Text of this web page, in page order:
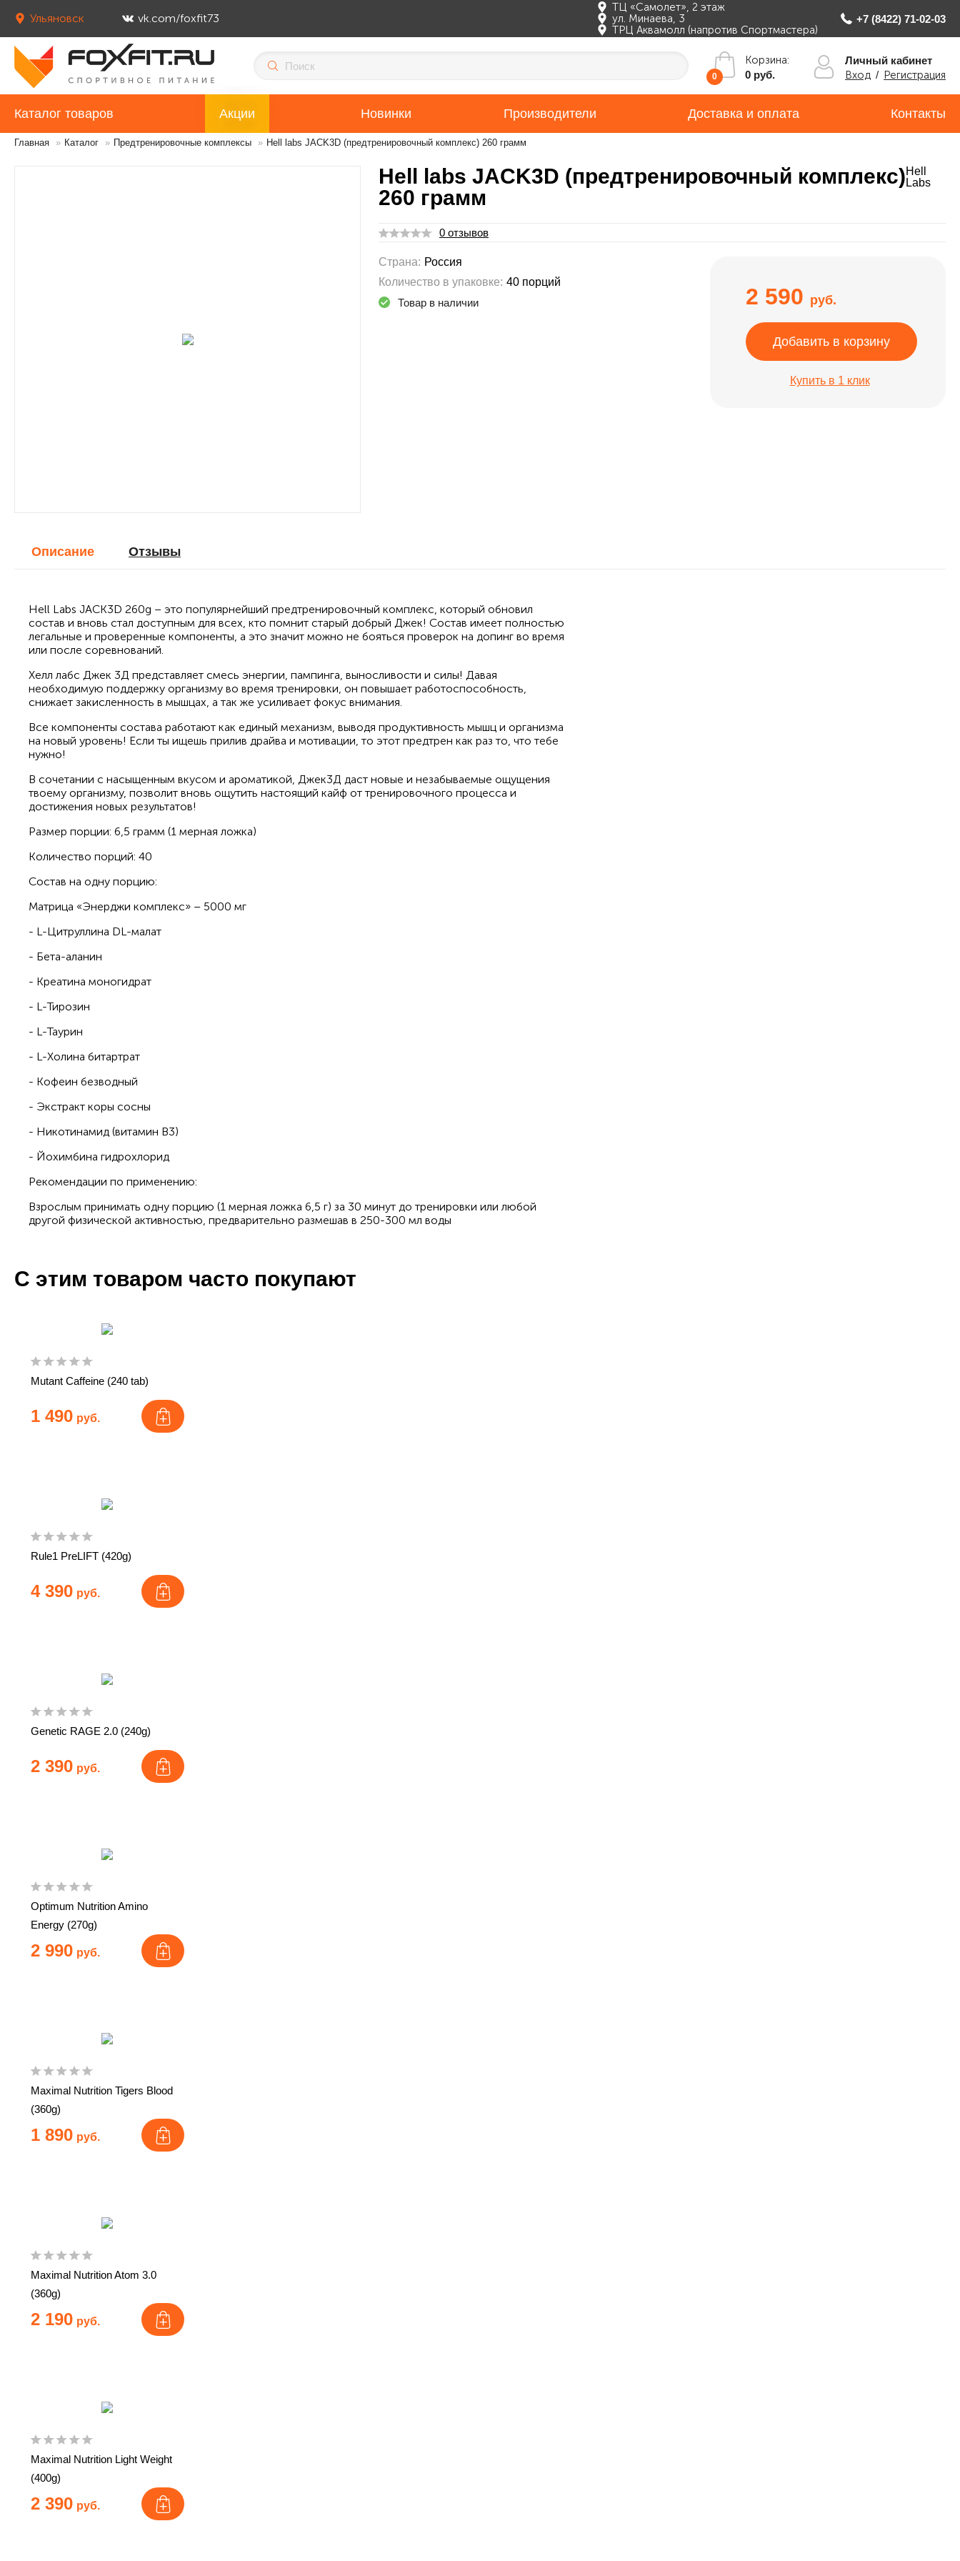
Ульяновск vk.com/foxfit73
ТЦ «Самолет», 2 этаж
ул. Минаева, 3
ТРЦ Аквамолл (напротив Спортмастера)
+7 (8422) 71-02-03
0
Корзина:
0 руб.
Личный кабинет
Вход / Регистрация
Каталог товаров Акции Новинки Производители Доставка и оплата Контакты
Главная » Каталог » Предтренировочные комплексы » Hell labs JACK3D (предтренировочный комплекс) 260 грамм
Hell labs JACK3D (предтренировочный комплекс)
260 грамм
Hell
Labs
0 отзывов
Страна: Россия
Количество в упаковке: 40 порций
Товар в наличии
2 590 руб.
Добавить в корзину
Купить в 1 клик
Описание Отзывы
Hell Labs JACK3D 260g – это популярнейший предтренировочный комплекс, который обновил
состав и вновь стал доступным для всех, кто помнит старый добрый Джек! Состав имеет полностью
легальные и проверенные компоненты, а это значит можно не бояться проверок на допинг во время
или после соревнований.
Хелл лабс Джек 3Д представляет смесь энергии, пампинга, выносливости и силы! Давая
необходимую поддержку организму во время тренировки, он повышает работоспособность,
снижает закисленность в мышцах, а так же усиливает фокус внимания.
Все компоненты состава работают как единый механизм, выводя продуктивность мышц и организма
на новый уровень! Если ты ищешь прилив драйва и мотивации, то этот предтрен как раз то, что тебе
нужно!
В сочетании с насыщенным вкусом и ароматикой, Джек3Д даст новые и незабываемые ощущения
твоему организму, позволит вновь ощутить настоящий кайф от тренировочного процесса и
достижения новых результатов!
Размер порции: 6,5 грамм (1 мерная ложка)
Количество порций: 40
Состав на одну порцию:
Матрица «Энерджи комплекс» – 5000 мг
- L-Цитруллина DL-малат
- Бета-аланин
- Креатина моногидрат
- L-Тирозин
- L-Таурин
- L-Холина битартрат
- Кофеин безводный
- Экстракт коры сосны
- Никотинамид (витамин В3)
- Йохимбина гидрохлорид
Рекомендации по применению:
Взрослым принимать одну порцию (1 мерная ложка 6,5 г) за 30 минут до тренировки или любой
другой физической активностью, предварительно размешав в 250-300 мл воды
С этим товаром часто покупают
Mutant Caffeine (240 tab)
1 490 руб.
Rule1 PreLIFT (420g)
4 390 руб.
Genetic RAGE 2.0 (240g)
2 390 руб.
Optimum Nutrition Amino
Energy (270g)
2 990 руб.
Maximal Nutrition Tigers Blood
(360g)
1 890 руб.
Maximal Nutrition Atom 3.0
(360g)
2 190 руб.
Maximal Nutrition Light Weight
(400g)
2 390 руб.